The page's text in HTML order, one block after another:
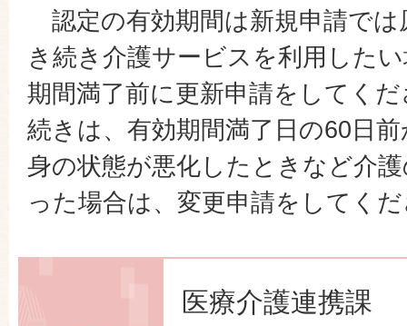
認定の有効期間は新規申請では
き続き介護サービスを利用した
期間満了前に更新申請をしてく
続きは、有効期間満了日の60日
身の状態が悪化したときなど介
った場合は、変更申請をしてく
医療介護連携課